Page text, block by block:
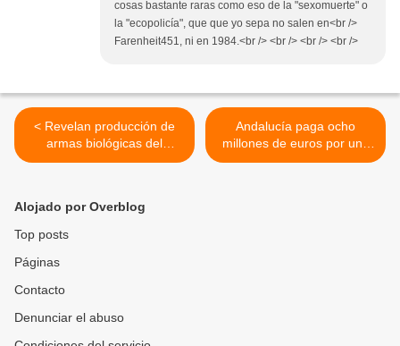
cosas bastante raras como eso de la "sexomuerte" o
la "ecopolicía", que que yo sepa no salen en<br />
Farenheit451, ni en 1984.<br /> <br /> <br /> <br />
< Revelan producción de
armas biológicas del
régimen israelí
Andalucía paga ocho
millones de euros por una
red informática que no usa
Alojado por Overblog
Top posts
Páginas
Contacto
Denunciar el abuso